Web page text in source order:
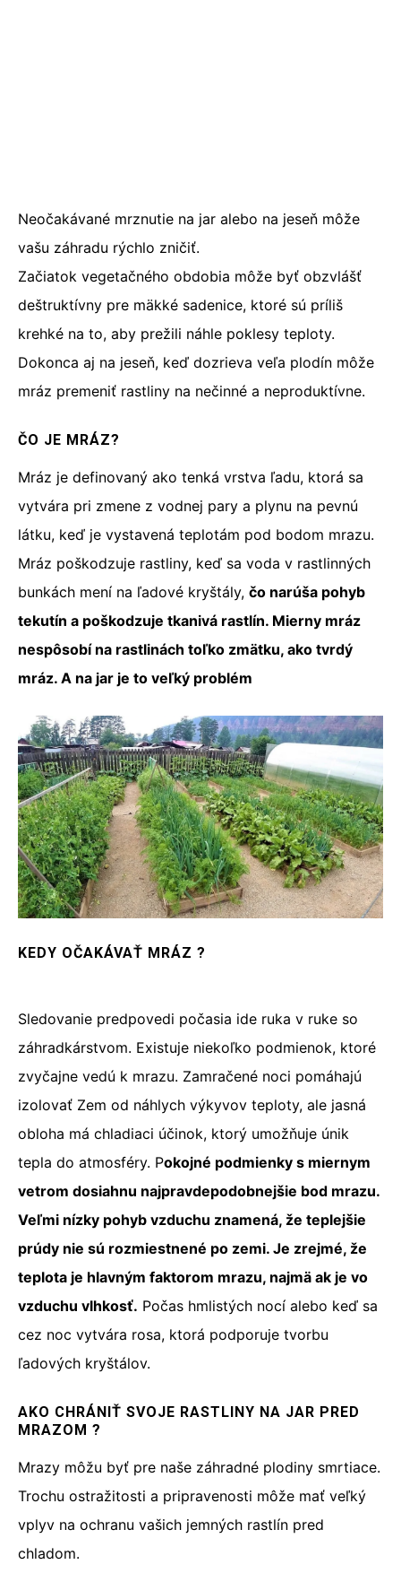
Neočakávané mrznutie na jar alebo na jeseň môže
vašu záhradu rýchlo zničiť.
Začiatok vegetačného obdobia môže byť obzvlášť
deštruktívny pre mäkké sadenice, ktoré sú príliš
krehké na to, aby prežili náhle poklesy teploty.
Dokonca aj na jeseň, keď dozrieva veľa plodín môže
mráz premeniť rastliny na nečinné a neproduktívne.
ČO JE MRÁZ?
Mráz je definovaný ako tenká vrstva ľadu, ktorá sa
vytvára pri zmene z vodnej pary a plynu na pevnú
látku, keď je vystavená teplotám pod bodom mrazu.
Mráz poškodzuje rastliny, keď sa voda v rastlinných
bunkách mení na ľadové kryštály, čo narúša pohyb
tekutín a poškodzuje tkanivá rastlín. Mierny mráz
nespôsobí na rastlinách toľko zmätku, ako tvrdý
mráz. A na jar je to veľký problém
KEDY OČAKÁVAŤ MRÁZ ?
Sledovanie predpovedi počasia ide ruka v ruke so
záhradkárstvom. Existuje niekoľko podmienok, ktoré
zvyčajne vedú k mrazu. Zamračené noci pomáhajú
izolovať Zem od náhlych výkyvov teploty, ale jasná
obloha má chladiaci účinok, ktorý umožňuje únik
tepla do atmosféry. Pokojné podmienky s miernym
vetrom dosiahnu najpravdepodobnejšie bod mrazu.
Veľmi nízky pohyb vzduchu znamená, že teplejšie
prúdy nie sú rozmiestnené po zemi. Je zrejmé, že
teplota je hlavným faktorom mrazu, najmä ak je vo
vzduchu vlhkosť. Počas hmlistých nocí alebo keď sa
cez noc vytvára rosa, ktorá podporuje tvorbu
ľadových kryštálov.
AKO CHRÁNIŤ SVOJE RASTLINY NA JAR PRED
MRAZOM ?
Mrazy môžu byť pre naše záhradné plodiny smrtiace.
Trochu ostražitosti a pripravenosti môže mať veľký
vplyv na ochranu vašich jemných rastlín pred
chladom.